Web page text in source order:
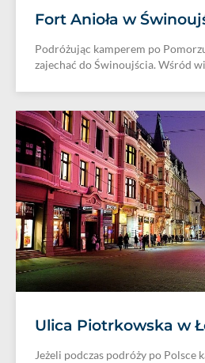
Fort Anioła w
Podróżując kamperem po
zajechać do Świnoujścia. Wśród
Ulica Piotrkowska w
Jeżeli podczas podróży po Polsce